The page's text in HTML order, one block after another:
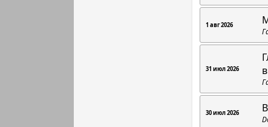
1 авг 2026
31 июл 2026
30 июл 2026